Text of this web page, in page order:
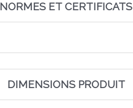
NORMES ET CERTIFICATS
DIMENSIONS PRODUIT